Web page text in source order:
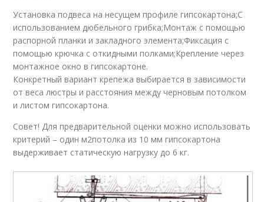
Установка подвеса на несущем профиле гипсокартона;С
использованием дюбельного грибка;Монтаж с помощью
распорной планки и закладного элемента;Фиксация с
помощью крючка с откидными полками;Крепление через
монтажное окно в гипсокартоне.
Конкретный вариант крепежа выбирается в зависимости
от веса люстры и расстояния между черновым потолком
и листом гипсокартона.
Совет! Для предварительной оценки можно использовать
критерий – один м2потолка из 10 мм гипсокартона
выдерживает статическую нагрузку до 6 кг.